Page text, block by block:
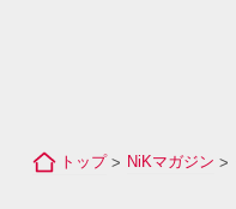
トップ > NiKマガジン >